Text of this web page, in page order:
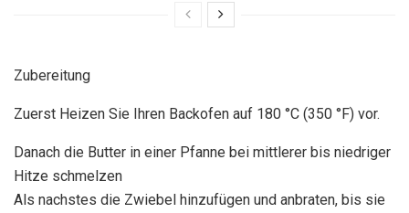
Zubereitung
Zuerst Heizen Sie Ihren Backofen auf 180 °C (350 °F) vor.
Danach die Butter in einer Pfanne bei mittlerer bis niedriger
Hitze schmelzen
Als nachstes die Zwiebel hinzufügen und anbraten, bis sie